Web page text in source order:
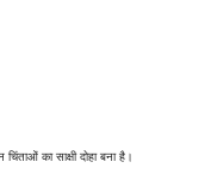
का साक्षी दोहा बना है।